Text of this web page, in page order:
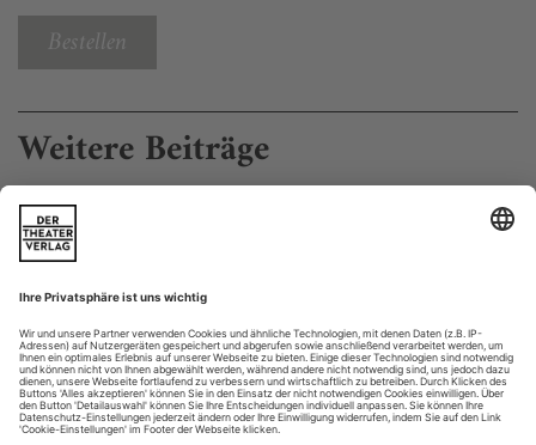
Bestellen
Weitere Beiträge
Ziemlich nah am Heute
Gluck: Iphigénie en Tauride an der Oper Antwerpen
Dunkel regiert. Wo leuchtet das Licht der Aufklärung, das
Gebot der optimistischen Denkungsart, es werde schon gut
werden, und sei es durch das Auftreten einer Diana ex
machina – nämlich gerade dann, wenn das Ungeheuerliche
wahr zu werden droht, die Opferung des geliebten Bruders
durch seine Schwester? Es geschieht aber nichts. Der